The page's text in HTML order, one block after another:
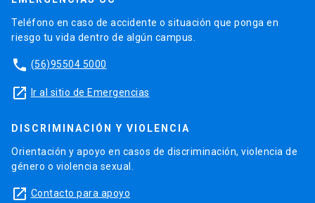
Teléfono en caso de accidente o situación que ponga en
riesgo tu vida dentro de algún campus.
phone (56)95504 5000
launch Ir al sitio de Emergencias
DISCRIMINACIÓN Y VIOLENCIA
Orientación y apoyo en casos de discriminación, violencia de
género o violencia sexual.
launch Contacto para apoyo